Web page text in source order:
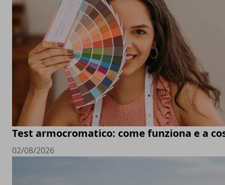
Test armocromatico: come funziona e a
02/08/2026